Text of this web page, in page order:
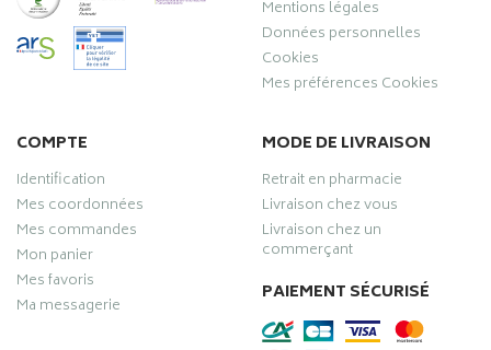
Mentions légales
Données personnelles
Cookies
Mes préférences Cookies
COMPTE
Identification
Mes coordonnées
Mes commandes
Mon panier
Mes favoris
Ma messagerie
MODE DE LIVRAISON
Retrait en pharmacie
Livraison chez vous
Livraison chez un
commerçant
PAIEMENT SÉCURISÉ